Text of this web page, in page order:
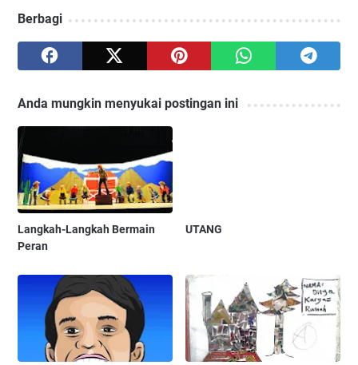
Berbagi
Anda mungkin menyukai postingan ini
Langkah-Langkah Bermain
Peran
UTANG